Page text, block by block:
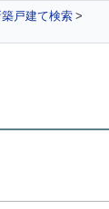
戸建て検索